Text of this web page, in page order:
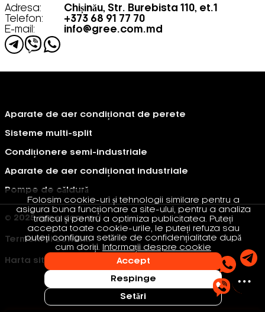
Adresa:
Chișinău, Str. Burebista 110, et.1
Telefon:
+373 68 91 77 70
E-mail:
info@gree.com.md
Aparate de aer condiționat de perete
Sisteme multi-split
Condiționere semi-industriale
Aparate de aer condiționat industriale
Pompe de căldură
© 2025 gree.com.md
Termeni si conditii
Harta site-ului
Folosim cookie-uri și tehnologii similare pentru a
asigura buna funcționare a site-ului, pentru a analiza
traficul și pentru a optimiza publicitatea. Puteți
accepta toate cookie-urile, le puteți refuza sau
puteți configura setările de confidențialitate după
cum doriți.
Informații despre cookie
Accept
Respinge
Setări